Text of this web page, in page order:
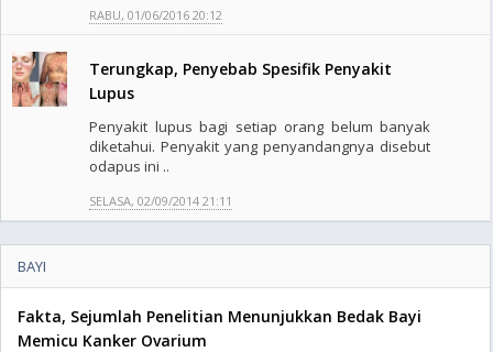
RABU, 01/06/2016 20:12
Terungkap, Penyebab Spesifik Penyakit
Lupus
Penyakit lupus bagi setiap orang belum banyak
diketahui. Penyakit yang penyandangnya disebut
odapus ini ..
SELASA, 02/09/2014 21:11
BAYI
Fakta, Sejumlah Penelitian Menunjukkan Bedak Bayi
Memicu Kanker Ovarium